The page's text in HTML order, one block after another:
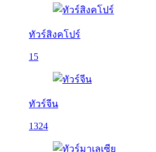
ทัวร์สิงคโปร์
15
ทัวร์จีน
1324